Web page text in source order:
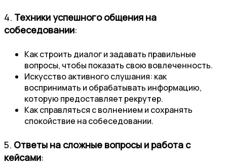
4. Техники успешного общения на
собеседовании:
Как строить диалог и задавать правильные
вопросы, чтобы показать свою вовлеченность.
Искусство активного слушания: как
воспринимать и обрабатывать информацию,
которую предоставляет рекрутер.
Как справляться с волнением и сохранять
спокойствие на собеседовании.
5. Ответы на сложные вопросы и работа с
кейсами: